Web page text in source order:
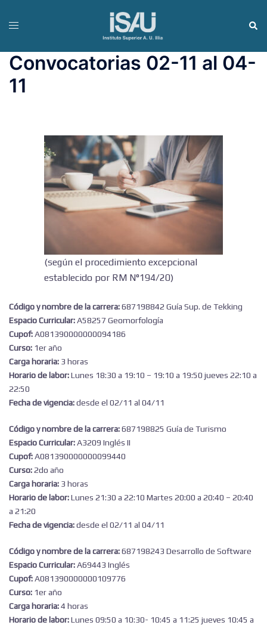
Toggle
Convocatorias 02-11 al 04-
11
(según el procedimiento excepcional
establecido por RM N°194/20)
Código y nombre de la carrera:687198842 Guía Sup. de Tekking
Espacio Curricular:A58257 Geomorfología
Cupof:A081390000000094186
Curso: 1er año
Carga horaria: 3 horas
Horario de labor:Lunes 18:30 a 19:10 – 19:10 a 19:50 jueves 22:10 a
22:50
Fecha de vigencia:desde el 02/11 al 04/11
Código y nombre de la carrera:687198825 Guía de Turismo
Espacio Curricular:A3209 Inglés II
Cupof:A081390000000099440
Curso:2do año
Carga horaria: 3 horas
Horario de labor:Lunes 21:30 a 22:10 Martes 20:00 a 20:40 – 20:40
a 21:20
Fecha de vigencia:desde el 02/11 al 04/11
Código y nombre de la carrera:687198243 Desarrollo de Software
Espacio Curricular:A69443 Inglés
Cupof:A081390000000109776
Curso: 1er año
Carga horaria:4 horas
Horario de labor:Lunes 09:50 a 10:30- 10:45 a 11:25 jueves 10:45 a